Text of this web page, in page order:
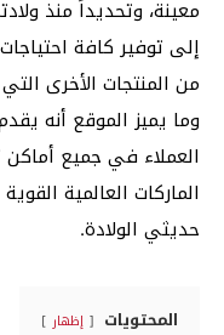
إلى توفير كافة
من المنتجات الأخرى
وما يميز الموقع أنه
العملاء في جميع
الماركات العالمية
حديثي الولادة.
المحتويات إظهار